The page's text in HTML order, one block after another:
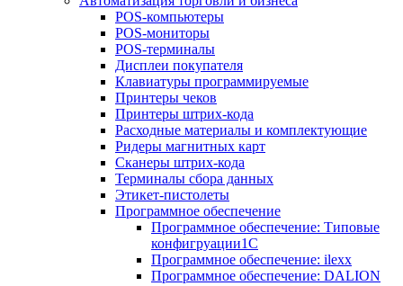
POS-компьютеры
POS-мониторы
POS-терминалы
Дисплеи покупателя
Клавиатуры программируемые
Принтеры чеков
Принтеры штрих-кода
Расходные материалы и комплектующие
Ридеры магнитных карт
Сканеры штрих-кода
Терминалы сбора данных
Этикет-пистолеты
Программное обеспечение
Программное обеспечение: Типовые
конфигруации1С
Программное обеспечение: ilexx
Программное обеспечение: DALION